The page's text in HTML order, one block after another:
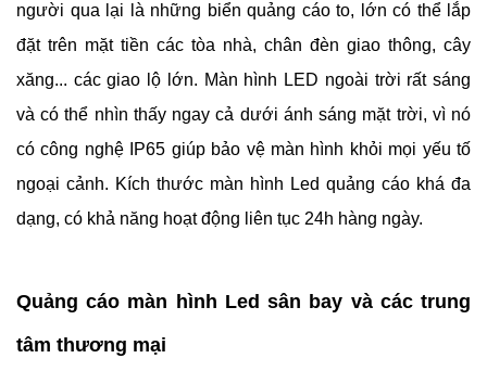
người qua lại là những biển quảng cáo to, lớn có thể lắp
đặt trên mặt tiền các tòa nhà, chân đèn giao thông, cây
xăng... các giao lộ lớn. Màn hình LED ngoài trời rất sáng
và có thể nhìn thấy ngay cả dưới ánh sáng mặt trời, vì nó
có công nghệ IP65 giúp bảo vệ màn hình khỏi mọi yếu tố
ngoại cảnh. Kích thước màn hình Led quảng cáo khá đa
dạng, có khả năng hoạt động liên tục 24h hàng ngày.
Quảng cáo màn hình Led sân bay và các trung
tâm thương mại